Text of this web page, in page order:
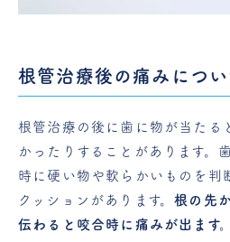
根管治療後の痛みについ
根管治療の後に歯に物が当たる
かったりすることがあります。
時に硬い物や軟らかいものを判
クッションがあります。根の先
伝わると咬合時に痛みが出ます。